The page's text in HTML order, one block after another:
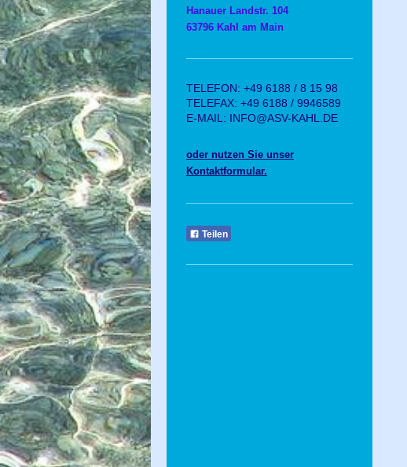
Hanauer Landstr. 104
63796 Kahl am Main
TELEFON: +49 6188 / 8 15 98
TELEFAX: +49 6188 / 9946589
E-MAIL: INFO@ASV-KAHL.DE
oder nutzen Sie unser
Kontaktformular.
Teilen